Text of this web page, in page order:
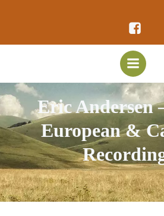
al
Eric Andersen
European &